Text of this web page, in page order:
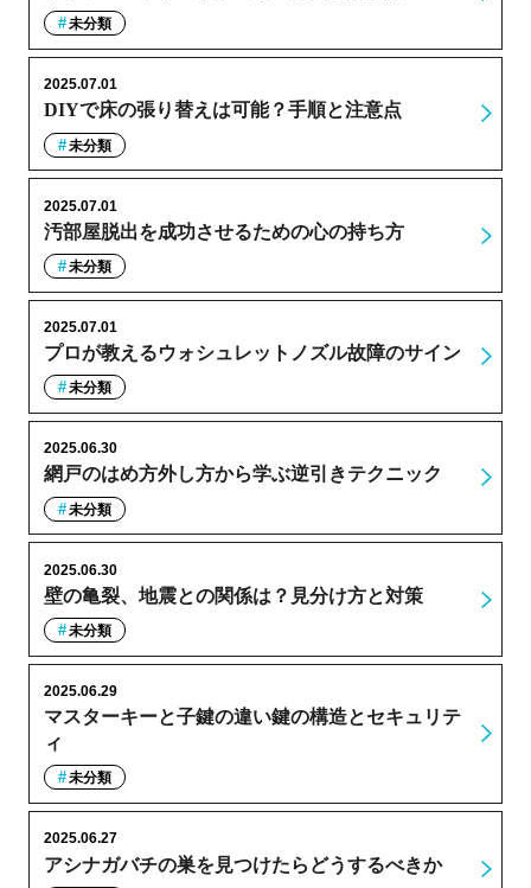
未分類
DIYで床の張り替えは可能？手順と注意点
2025.07.01
未分類
汚部屋脱出を成功させるための心の持ち方
2025.07.01
未分類
プロが教えるウォシュレットノズル故障のサイン
2025.07.01
未分類
網戸のはめ方外し方から学ぶ逆引きテクニック
2025.06.30
未分類
壁の亀裂、地震との関係は？見分け方と対策
2025.06.30
未分類
マスターキーと子鍵の違い鍵の構造とセキュリテ
ィ
2025.06.29
未分類
アシナガバチの巣を見つけたらどうするべきか
2025.06.27